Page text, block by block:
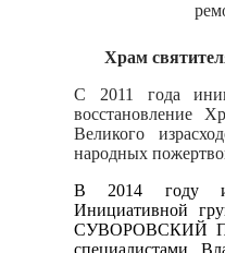
Храм
С 2011 года
восстановление
Великого
народных
В 2014 году и
Инициативной
СУВОРОВСКИЙ
специалистами